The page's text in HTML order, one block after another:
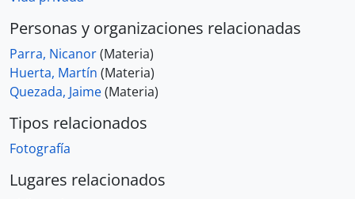
Personas y organizaciones relacionadas
Parra, Nicanor(Materia)
Huerta, Martín (Materia)
Quezada, Jaime(Materia)
Tipos relacionados
Fotografía
Lugares relacionados